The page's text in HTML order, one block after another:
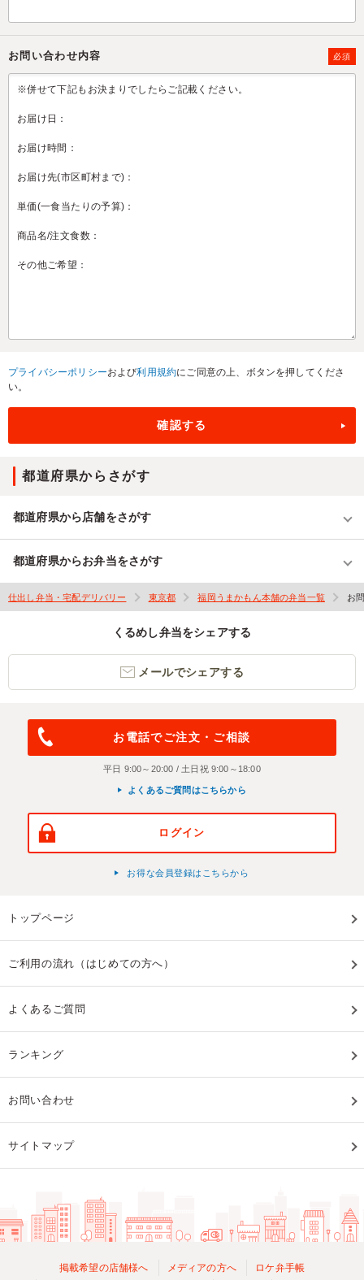
お問い合わせ内容 必須
プライバシーポリシーおよび利用規約にご同意の上、ボタンを押してくださ
い。
都道府県からさがす
都道府県から店舗をさがす
都道府県からお弁当をさがす
仕出し弁当・宅配デリバリー 東京都 福岡うまかもん本舗の弁当一覧 お
くるめし弁当をシェアする
メールでシェアする
お電話でご注文・ご相談
平日 9:00～20:00 / 土日祝 9:00～18:00
よくあるご質問はこちらから
ログイン
お得な会員登録はこちらから
トップページ
ご利用の流れ（はじめての方へ）
よくあるご質問
ランキング
お問い合わせ
サイトマップ
掲載希望の店舗様へ メディアの方へ ロケ弁手帳